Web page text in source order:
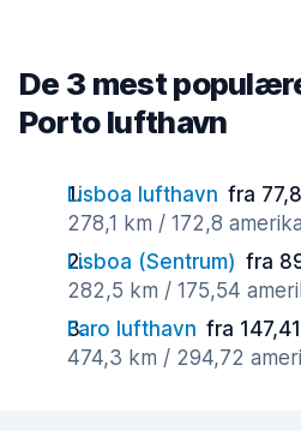
De 3 mest
Porto lufthavn
Lisboa lufthavn fra
278,1 km / 172,8
Lisboa (Sentrum) fra
282,5 km / 175,54
Faro lufthavn fra
474,3 km / 294,72